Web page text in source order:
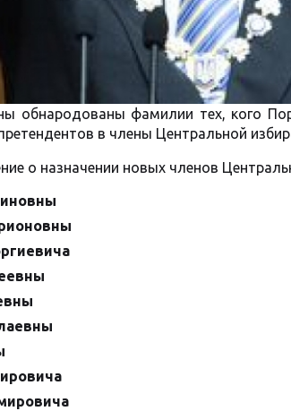
обнародованы фамилии тех, кого
в члены Центральной
о назначении новых членов